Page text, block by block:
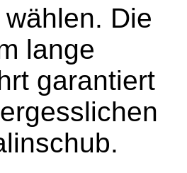
Die
lange
garantiert